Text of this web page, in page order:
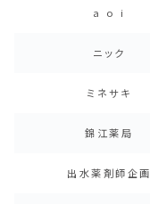
a o i
ニック
ミネサキ
錦江薬局
出水薬剤師企画